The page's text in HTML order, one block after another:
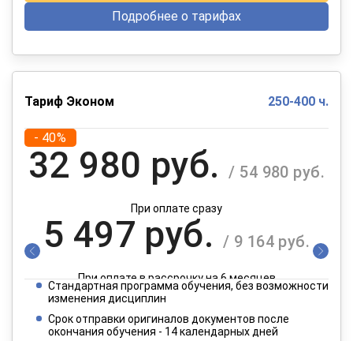
Подробнее о тарифах
Тариф Эконом 250-400 ч.
- 40%
32 980 руб. / 54 980 руб.
При оплате сразу
5 497 руб. / 9 164 руб.
При оплате в рассрочку на 6 месяцев
2 749 руб.
Стандартная программа обучения, без возможности
изменения дисциплин
Срок отправки оригиналов документов после
окончания обучения - 14 календарных дней